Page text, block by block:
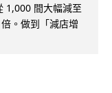
1,000 間大幅減至
。做到「減店增